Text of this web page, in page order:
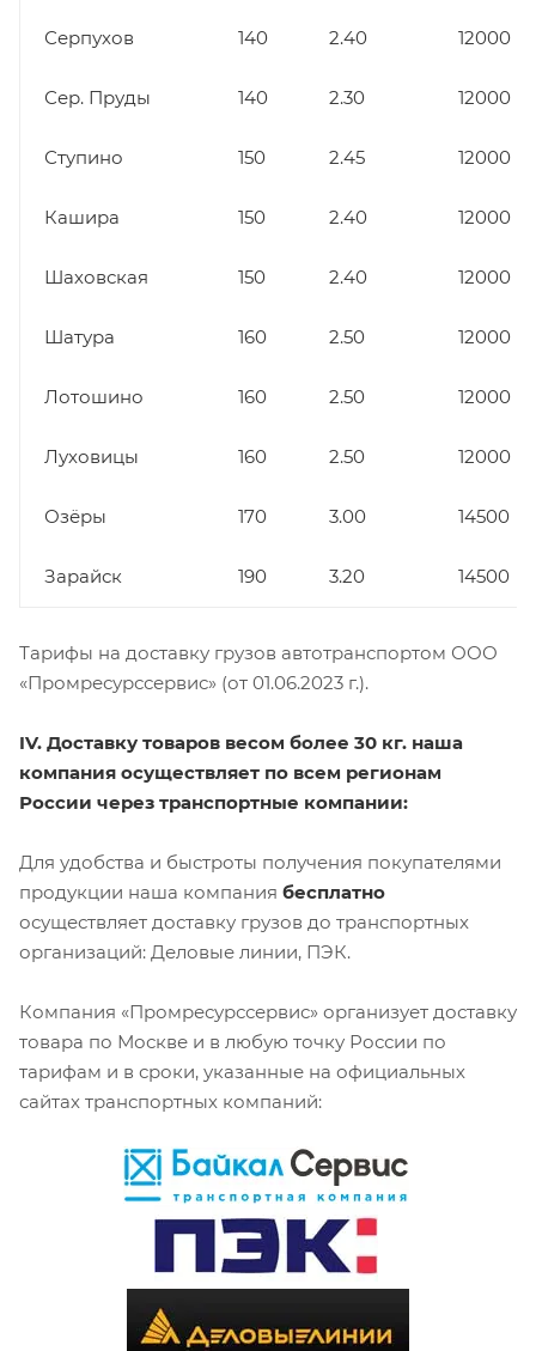
Серпухов 140 2.40 12000
Сер. Пруды 140 2.30 12000
Ступино 150 2.45 12000
Кашира 150 2.40 12000
Шаховская 150 2.40 12000
Шатура 160 2.50 12000
Лотошино 160 2.50 12000
Луховицы 160 2.50 12000
Озёры 170 3.00 14500
Зарайск 190 3.20 14500
Тарифы на доставку грузов автотранспортом ООО
«Промресурссервис» (от 01.06.2023 г.).
IV. Доставку товаров весом более 30 кг. наша
компания осуществляет по всем регионам
России через транспортные компании:
Для удобства и быстроты получения покупателями
продукции наша компания бесплатно
осуществляет доставку грузов до транспортных
организаций: Деловые линии, ПЭК.
Компания «Промресурссервис» организует доставку
товара по Москве и в любую точку России по
тарифам и в сроки, указанные на официальных
сайтах транспортных компаний: